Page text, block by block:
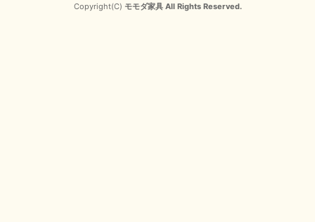
Copyright(C) モモダ家具 All Rights Reserved.